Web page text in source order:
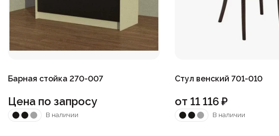
Барная стойка 270-007
Цена по запросу
В наличии
Стул венский 701-010
от 11 116₽
В наличии